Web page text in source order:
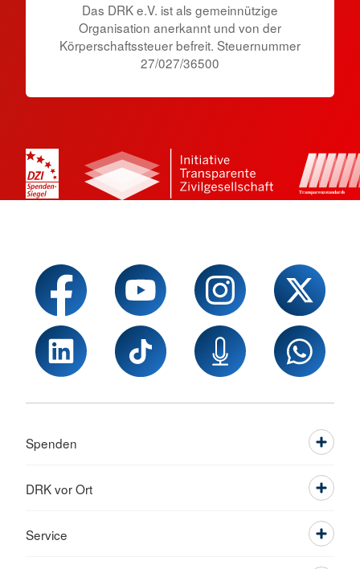
Das DRK e.V. ist als gemeinnützige
Organisation anerkannt und von der
Körperschaftssteuer befreit. Steuernummer
27/027/36500
Spenden
DRK vor Ort
Service